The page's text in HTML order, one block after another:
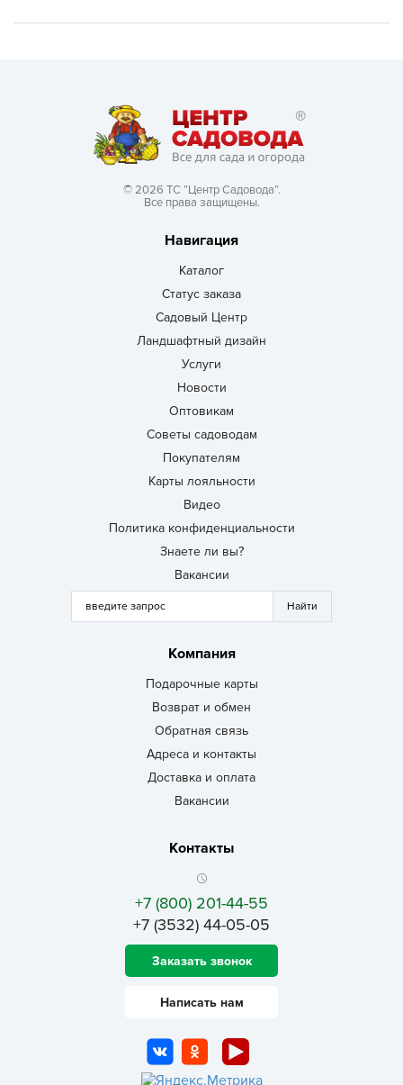
© 2026 ТС “Центр Садовода”.
Все права защищены.
Навигация
Каталог
Статус заказа
Садовый Центр
Ландшафтный дизайн
Услуги
Новости
Оптовикам
Советы садоводам
Покупателям
Карты лояльности
Видео
Политика конфиденциальности
Знаете ли вы?
Вакансии
Компания
Подарочные карты
Возврат и обмен
Обратная связь
Адреса и контакты
Доставка и оплата
Вакансии
Контакты
+7 (800) 201-44-55
+7 (3532) 44-05-05
Заказать звонок
Написать нам